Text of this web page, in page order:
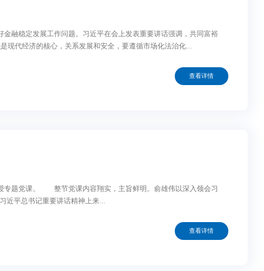
融稳定发展工作问题。习近平在会上发表重要讲话强调，共同富裕
现代经济的核心，关系发展和安全，要遵循市场化法治化...
查看详情
专题党课。 整节党课内容翔实，主旨鲜明。俞雄伟以深入领会习
近平总书记重要讲话精神上来...
查看详情